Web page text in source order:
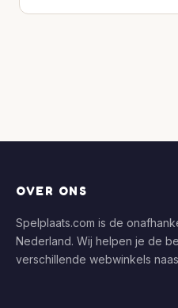
OVER ONS
Spelplaats.com is de
Nederland. Wij helpen je de
verschillende webwinkels